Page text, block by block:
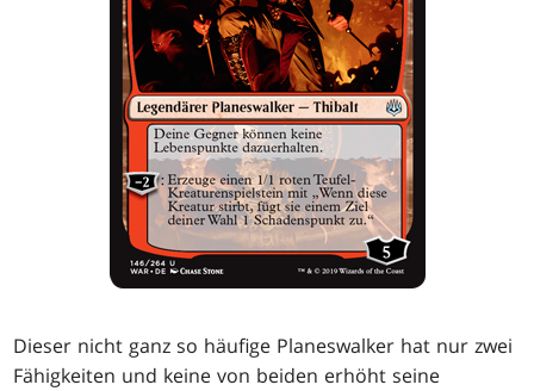
Dieser nicht ganz so häufige Planeswalker hat nur zwei
Fähigkeiten und keine von beiden erhöht seine